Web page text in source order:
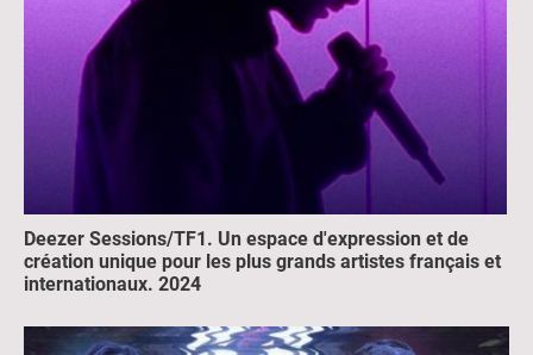
Deezer Sessions/TF1. Un espace d'expression et de
création unique pour les plus grands artistes français et
internationaux. 2024